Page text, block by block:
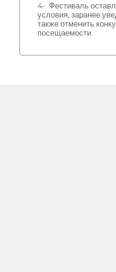
4-. Фестиваль
условия, заранее
также отменить
посещаемости.